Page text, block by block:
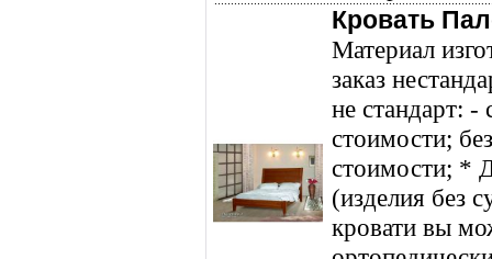
Кровать
Материал
заказ
не стандарт: -
стоимости;
стоимости; *
(изделия без
кровати вы